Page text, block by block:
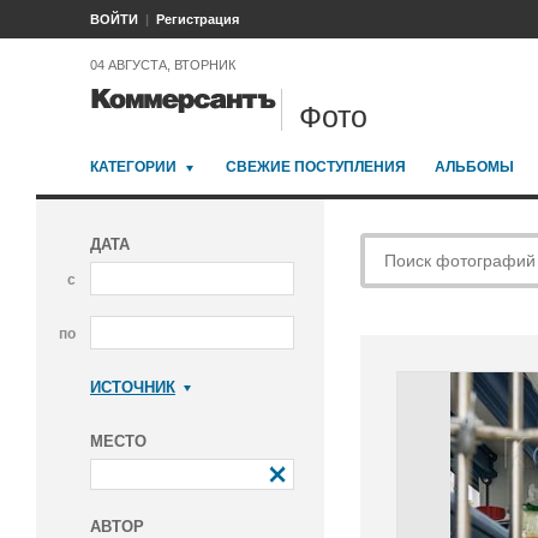
ВОЙТИ Регистрация
04 АВГУСТА, ВТОРНИК
Фото
КАТЕГОРИИ СВЕЖИЕ ПОСТУПЛЕНИЯ АЛЬБОМЫ
ДАТА
с
по
ИСТОЧНИК
МЕСТО
АВТОР